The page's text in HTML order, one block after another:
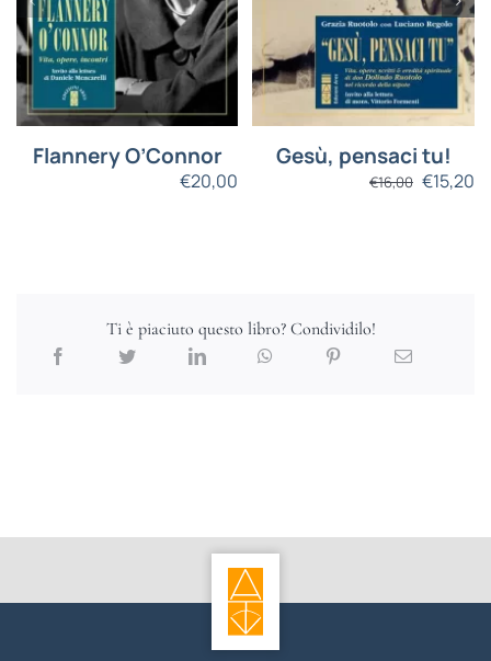
Flannery O’Connor
€20,00
Gesù, pensaci tu!
€16,00 €15,20
Ti è piaciuto questo libro? Condividilo!